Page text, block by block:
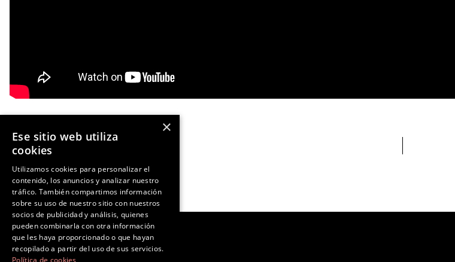
AntNOTICIA ANTERIOR
×
Ese sitio web utiliza
cookies
Utilizamos cookies para personalizar el
contenido, los anuncios y analizar nuestro
tráfico. También compartimos información
sobre su uso de nuestro sitio con nuestros
socios de publicidad y análisis, quienes
pueden combinarla con otra información
que les haya proporcionado o que hayan
recopilado a partir del uso de sus servicios.
Política de cookies